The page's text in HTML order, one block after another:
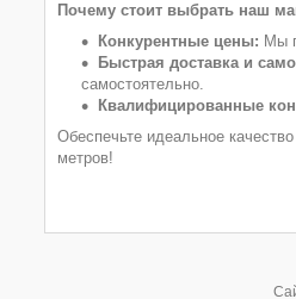
Почему стоит выбрать наш
Конкурентные цены: Мы
Быстрая доставка и
самостоятельно.
Квалифицированные
Обеспечьте идеальное
метров!